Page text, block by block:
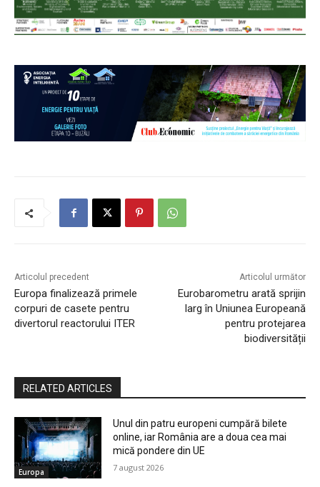
Articolul precedent
Europa finalizează primele
corpuri de casete pentru
divertorul reactorului ITER
Articolul următor
Eurobarometru arată sprijin
larg în Uniunea Europeană
pentru protejarea
biodiversității
RELATED ARTICLES
Europa
Unul din patru europeni cumpără bilete
online, iar România are a doua cea mai
mică pondere din UE
7 august 2026